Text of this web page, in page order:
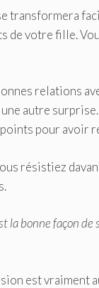
transformera
de votre fille.
relations
autre
pour avoir
résistiez
la bonne façon
est vraiment